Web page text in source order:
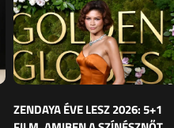
ZENDAYA ÉVE LESZ 2026: 5+1